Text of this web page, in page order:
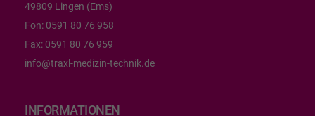
49809 Lingen (Ems)
Fon: 0591 80 76 958
Fax: 0591 80 76 959
info@traxl-medizin-technik.de
INFORMATIONEN